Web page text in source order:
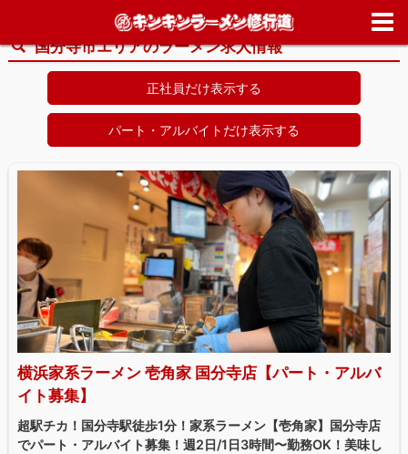
求人情報>東京都>国分寺市
国分寺市エリアのラーメン求人情報
正社員だけ表示する
パート・アルバイトだけ表示する
横浜家系ラーメン 壱角家 国分寺店【パート・アルバ
イト募集】
超駅チカ！国分寺駅徒歩1分！家系ラーメン【壱角家】国分寺店
でパート・アルバイト募集！週2日/1日3時間〜勤務OK！美味し